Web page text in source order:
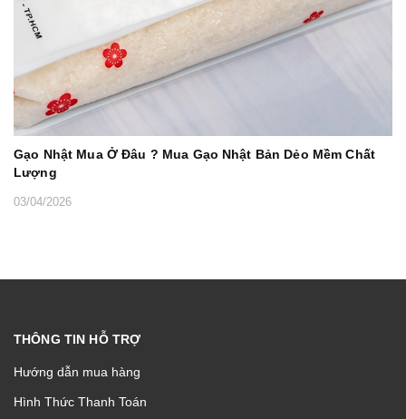
Gạo Nhật Mua Ở Đâu ? Mua Gạo Nhật Bản Dẻo Mềm Chất
Lượng
03/04/2026
THÔNG TIN HỖ TRỢ
Hướng dẫn mua hàng
Hình Thức Thanh Toán